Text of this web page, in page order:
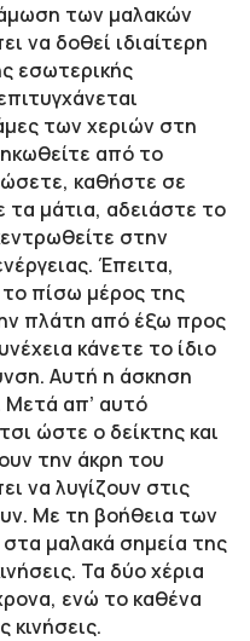
των μαλακών
να δοθεί ιδιαίτερη
εσωτερικής
των χεριών στη
από το
καθήστε σε
τα μάτια, αδειάστε το
στην
Έπειτα,
πίσω μέρος της
πλάτη από έξω προς
κάνετε το ίδιο
Αυτή η άσκηση
Μετά απ’ αυτό
ώστε ο δείκτης και
την άκρη του
να λυγίζουν στις
Με τη βοήθεια των
μαλακά σημεία της
Τα δύο χέρια
ενώ το καθένα
κινήσεις.